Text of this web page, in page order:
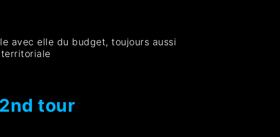
avec elle du budget, toujours aussi
tour